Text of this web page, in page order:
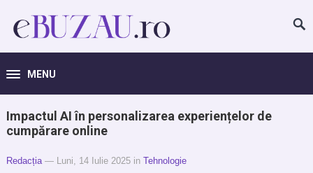
MENU
Impactul AI în personalizarea experiențelor de
cumpărare online
Redacția — Luni, 14 Iulie 2025 in Tehnologie